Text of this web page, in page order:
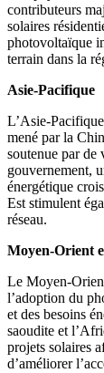
contributeurs
solaires
photovoltaïque
terrain dans la
Asie-Pacifique
L’Asie-
mené par la
soutenue par de
gouvernement,
énergétique
Est stimulent
réseau.
Moyen-Orient
Le Moyen-
l’adoption du
et des besoins
saoudite et
projets solaires
d’améliorer